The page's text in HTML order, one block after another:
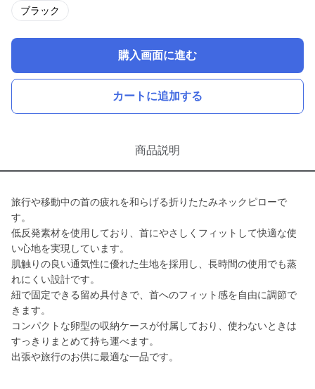
ブラック
購入画面に進む
カートに追加する
商品説明
旅行や移動中の首の疲れを和らげる折りたたみネックピローで
す。
低反発素材を使用しており、首にやさしくフィットして快適な使
い心地を実現しています。
肌触りの良い通気性に優れた生地を採用し、長時間の使用でも蒸
れにくい設計です。
紐で固定できる留め具付きで、首へのフィット感を自由に調節で
きます。
コンパクトな卵型の収納ケースが付属しており、使わないときは
すっきりまとめて持ち運べます。
出張や旅行のお供に最適な一品です。